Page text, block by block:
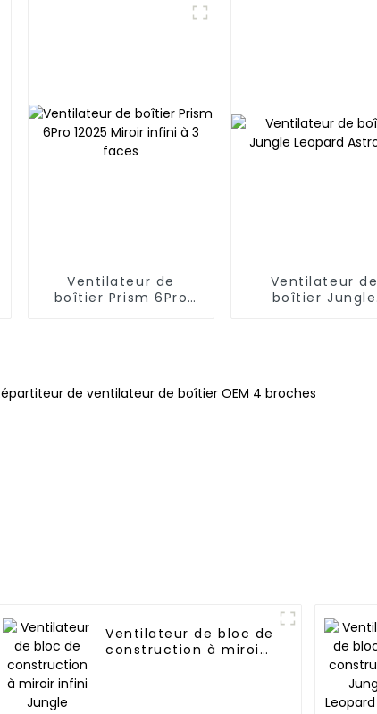
Ventilateur de
boîtier Prism 6Pro
Ventilateur de
boîtier Jungle
Ventilateur de bloc de
construction à miroir